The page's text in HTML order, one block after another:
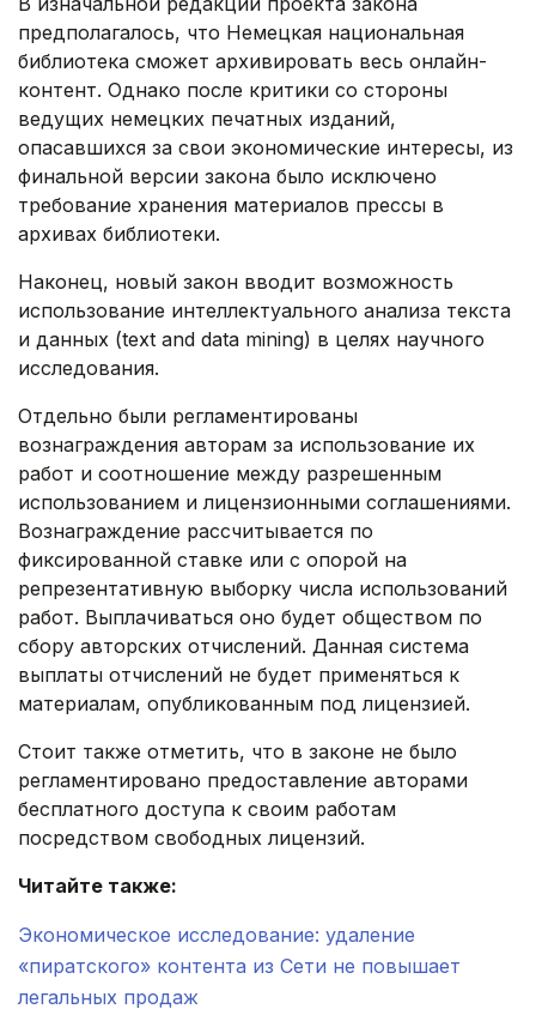
предполагалось, что Немецкая национальная
библиотека сможет архивировать весь онлайн-
контент. Однако после критики со стороны
ведущих немецких печатных изданий,
опасавшихся за свои экономические интересы, из
финальной версии закона было исключено
требование хранения материалов прессы в
архивах библиотеки.
Наконец, новый закон вводит возможность
использование интеллектуального анализа текста
и данных (text and data mining) в целях научного
исследования.
Отдельно были регламентированы
вознаграждения авторам за использование их
работ и соотношение между разрешенным
использованием и лицензионными соглашениями.
Вознаграждение рассчитывается по
фиксированной ставке или с опорой на
репрезентативную выборку числа использований
работ. Выплачиваться оно будет обществом по
сбору авторских отчислений. Данная система
выплаты отчислений не будет применяться к
материалам, опубликованным под лицензией.
Стоит также отметить, что в законе не было
регламентировано предоставление авторами
бесплатного доступа к своим работам
посредством свободных лицензий.
Читайте также:
Экономическое исследование: удаление
«пиратского» контента из Сети не повышает
легальных продаж